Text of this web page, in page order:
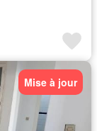
Mise à jour